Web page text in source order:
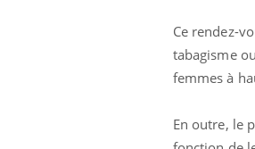
Ce rendez-
tabagisme
femmes à
En outre, le